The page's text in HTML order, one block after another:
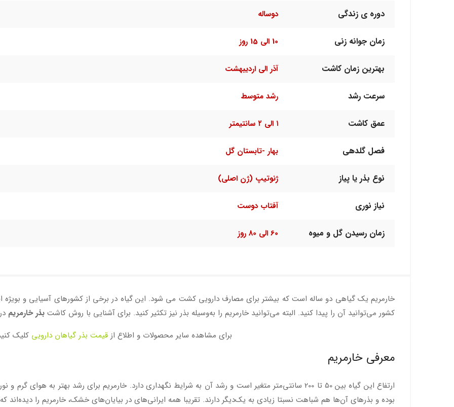
دوره ی زندگی دوساله
زمان جوانه زنی 10 الی 15 روز
بهترین زمان کاشت آذر الی اردیبهشت
سرعت رشد رشد متوسط
عمق کاشت ۱ الی ۲ سانتیمتر
فصل گلدهی بهار -تابستان گل
نوع بذر یا پیاز ژنوتیپ (ژن اصلی)
نیاز نوری آفتاب دوست
زمان رسیدن گل و میوه 60 الی 80 روز
خارمریم یک گیاهی دو ساله است که بیشتر برای مصارف دارویی کشت می شود. این گیاه در برخی از کشورهای آسیایی و
کشور می‌توانید آن را پیدا کنید. البته می‌توانید خارمریم را به‌وسیله بذر نیز تکثیر کنید. برای آشنایی با روش کاشت بذر خارمریم
برای مشاهده سایر محصولات و اطلاع از قیمت بذر گیاهان دارویی کلیک
معرفی خارمریم
ارتفاع این گیاه بین 50 تا 200 سانتی‌متر متغیر است و رشد آن به شرایط نگهداری دارد. خارمریم برای رشد بهتر به
بوده و بذرهای آن‌ها هم شباهت نسبتا زیادی به یک‌دیگر دارند. تقریبا همه ایرانی‌های در بیایان‌های خشک، خارمریم را